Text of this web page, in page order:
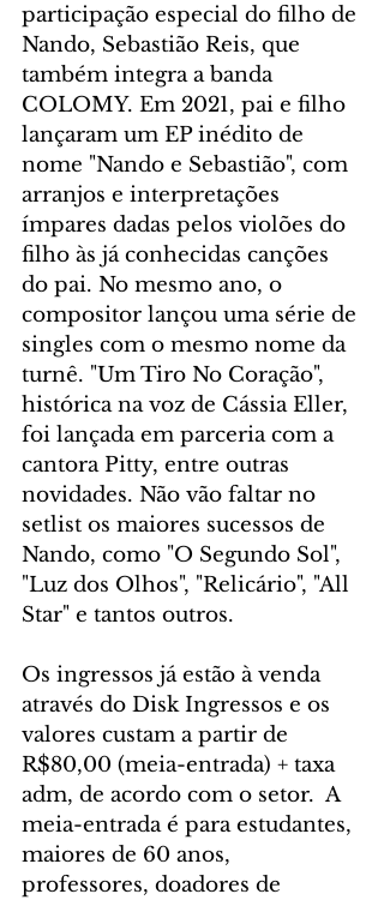
participação especial do filho de
Nando, Sebastião Reis, que
também integra a banda
COLOMY. Em 2021, pai e filho
lançaram um EP inédito de
nome "Nando e Sebastião", com
arranjos e interpretações
ímpares dadas pelos violões do
filho às já conhecidas canções
do pai. No mesmo ano, o
compositor lançou uma série de
singles com o mesmo nome da
turnê. "Um Tiro No Coração",
histórica na voz de Cássia Eller,
foi lançada em parceria com a
cantora Pitty, entre outras
novidades. Não vão faltar no
setlist os maiores sucessos de
Nando, como "O Segundo Sol",
"Luz dos Olhos", "Relicário", "All
Star" e tantos outros.
Os ingressos já estão à venda
através do Disk Ingressos e os
valores custam a partir de
R$80,00 (meia-entrada) + taxa
adm, de acordo com o setor.  A
meia-entrada é para estudantes,
maiores de 60 anos,
professores, doadores de